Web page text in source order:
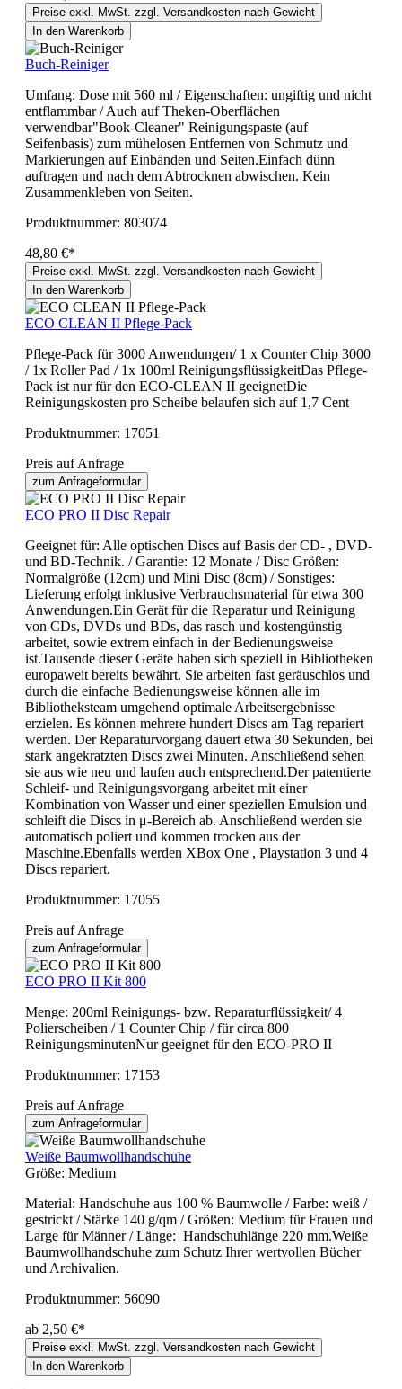
Preise exkl. MwSt. zzgl. Versandkosten nach Gewicht
In den Warenkorb
Buch-Reiniger
Umfang: Dose mit 560 ml / Eigenschaften: ungiftig und nicht
entflammbar / Auch auf Theken-Oberflächen
verwendbar"Book-Cleaner" Reinigungspaste (auf
Seifenbasis) zum mühelosen Entfernen von Schmutz und
Markierungen auf Einbänden und Seiten.Einfach dünn
auftragen und nach dem Abtrocknen abwischen. Kein
Zusammenkleben von Seiten.
Produktnummer: 803074
48,80 €*
Preise exkl. MwSt. zzgl. Versandkosten nach Gewicht
In den Warenkorb
ECO CLEAN II Pflege-Pack
Pflege-Pack für 3000 Anwendungen/ 1 x Counter Chip 3000
/ 1x Roller Pad / 1x 100ml ReinigungsflüssigkeitDas Pflege-
Pack ist nur für den ECO-CLEAN II geeignetDie
Reinigungskosten pro Scheibe belaufen sich auf 1,7 Cent
Produktnummer: 17051
Preis auf Anfrage
zum Anfrageformular
ECO PRO II Disc Repair
Geeignet für: Alle optischen Discs auf Basis der CD- , DVD-
und BD-Technik. / Garantie: 12 Monate / Disc Größen:
Normalgröße (12cm) und Mini Disc (8cm) / Sonstiges:
Lieferung erfolgt inklusive Verbrauchsmaterial für etwa 300
Anwendungen.Ein Gerät für die Reparatur und Reinigung
von CDs, DVDs und BDs, das rasch und kostengünstig
arbeitet, sowie extrem einfach in der Bedienungsweise
ist.Tausende dieser Geräte haben sich speziell in Bibliotheken
europaweit bereits bewährt. Sie arbeiten fast geräuschlos und
durch die einfache Bedienungsweise können alle im
Bibliotheksteam umgehend optimale Arbeitsergebnisse
erzielen. Es können mehrere hundert Discs am Tag repariert
werden. Der Reparaturvorgang dauert etwa 30 Sekunden, bei
stark angekratzten Discs zwei Minuten. Anschließend sehen
sie aus wie neu und laufen auch entsprechend.Der patentierte
Schleif- und Reinigungsvorgang arbeitet mit einer
Kombination von Wasser und einer speziellen Emulsion und
schleift die Discs in μ-Bereich ab. Anschließend werden sie
automatisch poliert und kommen trocken aus der
Maschine.Ebenfalls werden XBox One , Playstation 3 und 4
Discs repariert.
Produktnummer: 17055
Preis auf Anfrage
zum Anfrageformular
ECO PRO II Kit 800
Menge: 200ml Reinigungs- bzw. Reparaturflüssigkeit/ 4
Polierscheiben / 1 Counter Chip / für circa 800
ReinigungsminutenNur geeignet für den ECO-PRO II
Produktnummer: 17153
Preis auf Anfrage
zum Anfrageformular
Weiße Baumwollhandschuhe
Größe: Medium
Material: Handschuhe aus 100 % Baumwolle / Farbe: weiß /
gestrickt / Stärke 140 g/qm / Größen: Medium für Frauen und
Large für Männer / Länge: Handschuhlänge 220 mm.Weiße
Baumwollhandschuhe zum Schutz Ihrer wertvollen Bücher
und Archivalien.
Produktnummer: 56090
ab 2,50 €*
Preise exkl. MwSt. zzgl. Versandkosten nach Gewicht
In den Warenkorb